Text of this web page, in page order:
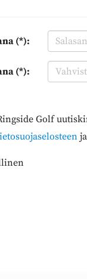
(*):
(*):
Golf